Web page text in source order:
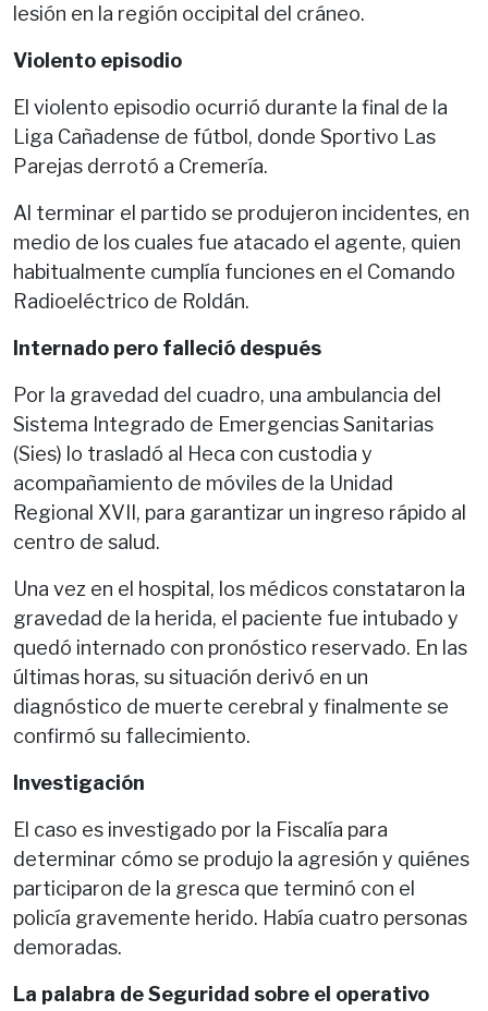
lesión en la región occipital del cráneo.
Violento episodio
El violento episodio ocurrió durante la final de la
Liga Cañadense de fútbol, donde Sportivo Las
Parejas derrotó a Cremería.
Al terminar el partido se produjeron incidentes, en
medio de los cuales fue atacado el agente, quien
habitualmente cumplía funciones en el Comando
Radioeléctrico de Roldán.
Internado pero falleció después
Por la gravedad del cuadro, una ambulancia del
Sistema Integrado de Emergencias Sanitarias
(Sies) lo trasladó al Heca con custodia y
acompañamiento de móviles de la Unidad
Regional XVII, para garantizar un ingreso rápido al
centro de salud.
Una vez en el hospital, los médicos constataron la
gravedad de la herida, el paciente fue intubado y
quedó internado con pronóstico reservado. En las
últimas horas, su situación derivó en un
diagnóstico de muerte cerebral y finalmente se
confirmó su fallecimiento.
Investigación
El caso es investigado por la Fiscalía para
determinar cómo se produjo la agresión y quiénes
participaron de la gresca que terminó con el
policía gravemente herido. Había cuatro personas
demoradas.
La palabra de Seguridad sobre el operativo